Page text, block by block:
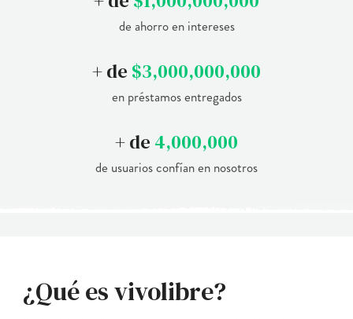
de ahorro en intereses
+ de $3,000,000,000
en préstamos entregados
+ de 4,000,000
de usuarios confían en nosotros
¿Qué es vivolibre?